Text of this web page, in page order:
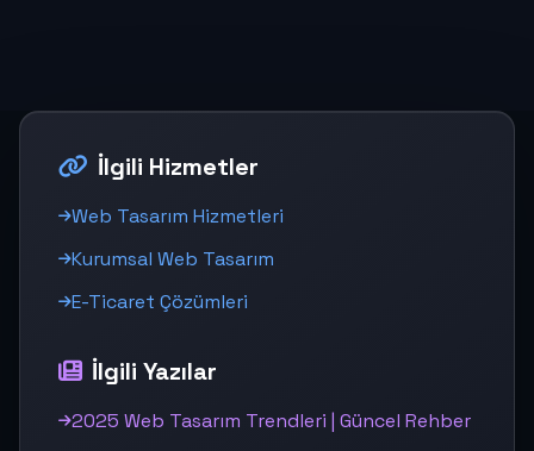
İlgili Hizmetler
Web Tasarım Hizmetleri
Kurumsal Web Tasarım
E-Ticaret Çözümleri
İlgili Yazılar
2025 Web Tasarım Trendleri | Güncel Rehber